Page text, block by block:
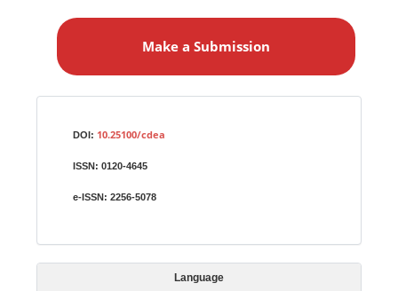
a
s
i
Make a Submission
DOI: 10.25100/cdea
ISSN:0120-4645
e-ISSN: 2256-5078
Language